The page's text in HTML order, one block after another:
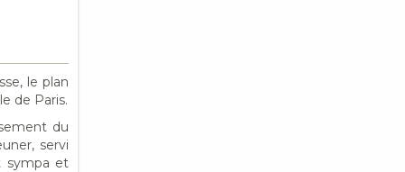
le plan
de Paris.
du
servi
sympa et